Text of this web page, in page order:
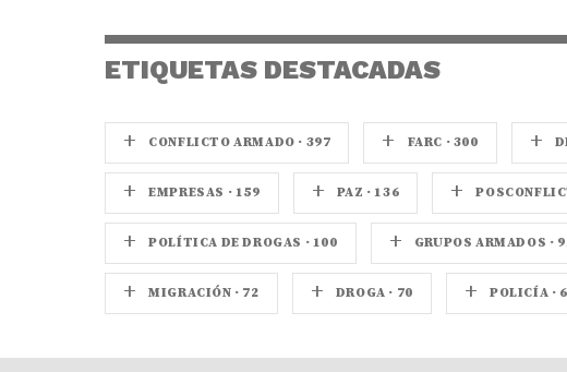
ETIQUETAS DESTACADAS
+ CONFLICTO ARMADO · 397 + FARC · 300 +
+ EMPRESAS · 159 + PAZ · 136 +
+ POLÍTICA DE DROGAS · 100 + GRUPOS ARMADOS ·
+ MIGRACIÓN · 72 + DROGA · 70 + POLICÍA ·